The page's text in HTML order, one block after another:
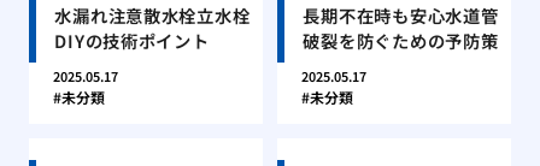
水漏れ注意散水栓立水栓
DIYの技術ポイント
2025.05.17
未分類
長期不在時も安心水道管
破裂を防ぐための予防策
2025.05.17
未分類